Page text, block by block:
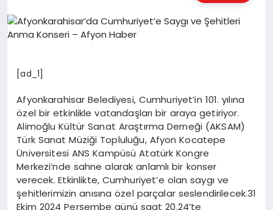
EKONOMI
MAGAZIN
SAĞLIK
SPOR
[ad_1]
Afyonkarahisar Belediyesi, Cumhuriyet’in 101. yılına
özel bir etkinlikle vatandaşları bir araya getiriyor.
Alimoğlu Kültür Sanat Araştırma Derneği (AKSAM)
Türk Sanat Müziği Topluluğu, Afyon Kocatepe
Üniversitesi ANS Kampüsü Atatürk Kongre
Merkezi’nde sahne alarak anlamlı bir konser
verecek. Etkinlikte, Cumhuriyet’e olan saygı ve
şehitlerimizin anısına özel parçalar seslendirilecek.31
Ekim 2024 Perşembe günü saat 20.24’te